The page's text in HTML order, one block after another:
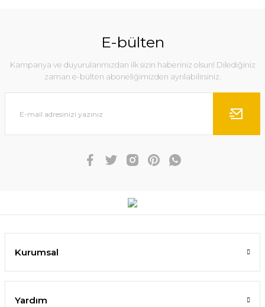
E-bülten
Kampanya ve duyurularımızdan ilk sizin haberiniz olsun! Dilediğiniz
zaman e-bülten aboneliğimizden ayrılabilirsiniz.
Kurumsal
Yardım